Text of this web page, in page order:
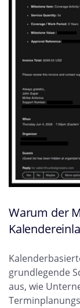
Warum der
grundlegende
aus, wie